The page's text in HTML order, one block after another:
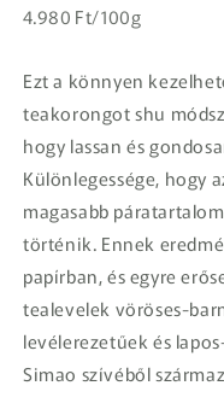
Normál
Egységár
4.980 Ft/100g
Ezt a könnyen
teakorongot shu
hogy lassan és
Különlegessége, hogy
magasabb
történik. Ennek
papírban, és egyre
tealevelek vöröses-
levélerezetűek és
Simao szívéből